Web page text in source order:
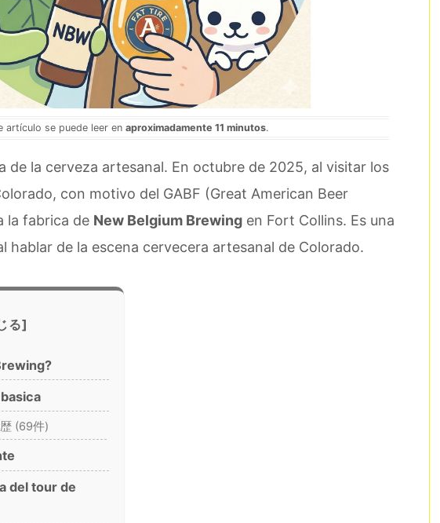
artículo se puede leer en aproximadamente 11 minutos.
de la cerveza artesanal. En octubre de 2025, al visitar los
con motivo del GABF (Great American Beer
la fabrica de New Belgium Brewing en Fort Collins. Es una
hablar de la escena cervecera artesanal de Colorado.
(69件)
del tour de